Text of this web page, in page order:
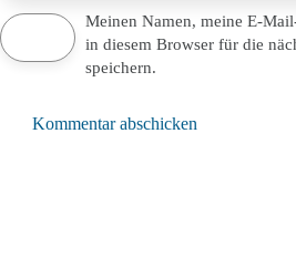
Meinen Namen, meine E-
in diesem Browser für die
speichern.
Kommentar abschicken